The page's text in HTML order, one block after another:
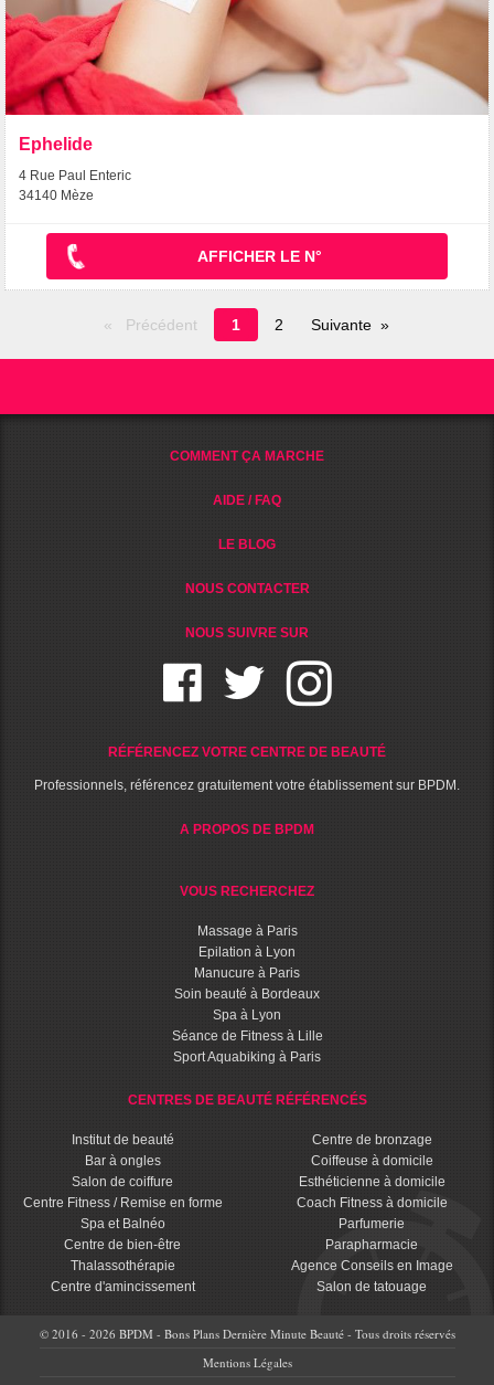
Ephelide
4 Rue Paul Enteric
34140 Mèze
AFFICHER LE N°
Précédent
Page
en
1 2 Suivante
COMMENT ÇA MARCHE
AIDE / FAQ
LE BLOG
NOUS CONTACTER
NOUS SUIVRE SUR
RÉFÉRENCEZ VOTRE CENTRE DE BEAUTÉ
Professionnels, référencez gratuitement votre établissement sur BPDM.
A PROPOS DE BPDM
VOUS RECHERCHEZ
Massage à Paris
Epilation à Lyon
Manucure à Paris
Soin beauté à Bordeaux
Spa à Lyon
Séance de Fitness à Lille
Sport Aquabiking à Paris
CENTRES DE BEAUTÉ RÉFÉRENCÉS
Institut de beauté
Bar à ongles
Salon de coiffure
Centre Fitness / Remise en forme
Spa et Balnéo
Centre de bien-être
Thalassothérapie
Centre d'amincissement
Centre de bronzage
Coiffeuse à domicile
Esthéticienne à domicile
Coach Fitness à domicile
Parfumerie
Parapharmacie
Agence Conseils en Image
Salon de tatouage
© 2016 - 2026 BPDM - Bons Plans Dernière Minute Beauté - Tous droits réservés
Mentions Légales